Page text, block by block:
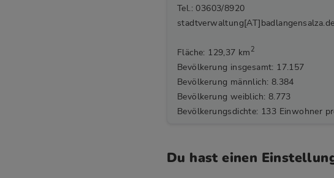
Tel.: 03603/8920
stadtverwaltung[AT]badlangensalza.de
Fläche: 129,37 km 2
Bevölkerung insgesamt: 17.157
Bevölkerung männlich: 8.384
Bevölkerung weiblich: 8.773
Bevölkerungsdichte: 133 Einwohner
Du hast einen